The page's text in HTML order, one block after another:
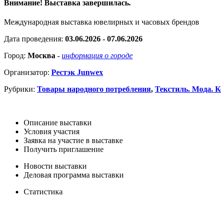
Внимание! Выставка завершилась.
Международная выставка ювелирных и часовых брендов
Дата проведения: 03.06.2026 - 07.06.2026
Город: Москва - информация о городе
Организатор: Рестэк Junwex
Рубрики: Товары народного потребления, Текстиль. Мода.
Описание выставки
Условия участия
Заявка на участие в выставке
Получить приглашение
Новости выставки
Деловая программа выставки
Статистика